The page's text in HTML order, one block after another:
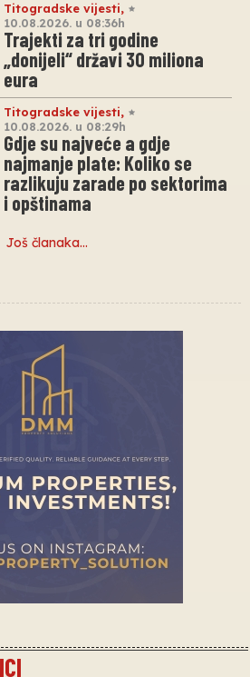
Titogradske vijesti,
10.08.2026. u 08:36h
Trajekti za tri godine
„donijeli“ državi 30 miliona
eura
Titogradske vijesti,
10.08.2026. u 08:29h
Gdje su najveće a gdje
najmanje plate: Koliko se
razlikuju zarade po sektorima
i opštinama
Još članaka…